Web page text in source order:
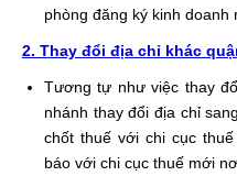
phòng đăng ký kinh doanh
2. Thay đổi địa chỉ khác
Tương tự như việc thay
nhánh thay đổi địa chỉ
chốt thuế với chi cục
báo với chi cục thuế mới